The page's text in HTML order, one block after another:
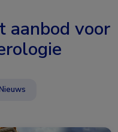
aanbod voor